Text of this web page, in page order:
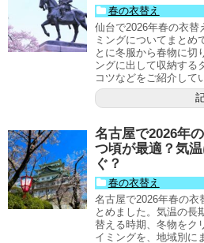
春の衣替え
仙台で2026年春の衣替
ミングについてまとめ
とに冬服から春物に切
ングに出して収納する
コツなどをご紹介して
名古屋で2026年
つ頃が最適？気
ぐ？
春の衣替え
名古屋で2026年春の衣
とめました。気温の長
替える時期、冬物をク
イミングを、地域別に